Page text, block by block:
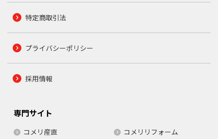
特定商取引法
プライバシーポリシー
採用情報
専門サイト
コメリ産直
コメリリフォーム